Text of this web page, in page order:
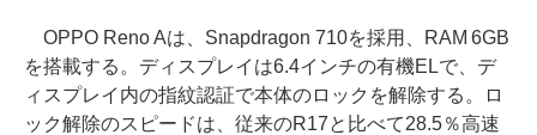
OPPO Reno Aは、Snapdragon 710を採用、RAM 6GB
を搭載する。ディスプレイは6.4インチの有機ELで、デ
ィスプレイ内の指紋認証で本体のロックを解除する。ロ
ック解除のスピードは、従来のR17と比べて28.5％高速